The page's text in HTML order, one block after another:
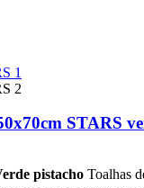
STARS
pistacho Toalhas